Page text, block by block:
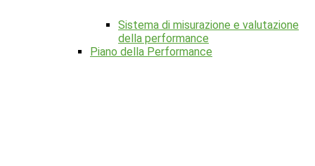
Sistema di misurazione e valutazione
della performance
Piano della Performance